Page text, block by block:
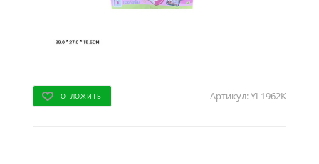
ОТЛОЖИТЬ Артикул:YL1962K